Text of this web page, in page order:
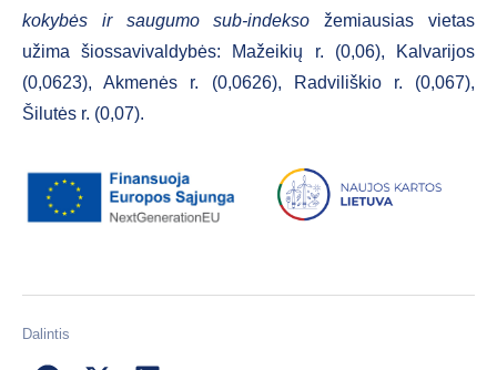
kokybės ir saugumo sub-indekso žemiausias vietas
užima šiossavivaldybės: Mažeikių r. (0,06), Kalvarijos
(0,0623), Akmenės r. (0,0626), Radviliškio r. (0,067),
Šilutės r. (0,07).
Dalintis